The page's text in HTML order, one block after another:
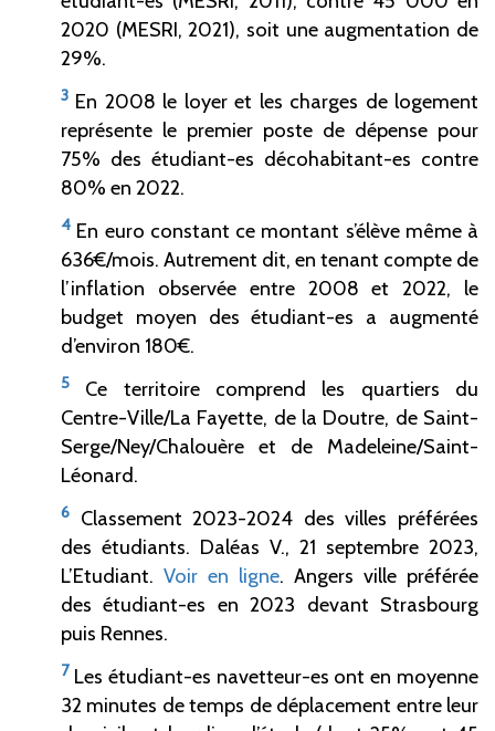
2020 (MESRI, 2021), soit une augmentation de
29%.
3 En 2008 le loyer et les charges de logement
représente le premier poste de dépense pour
75% des étudiant-es décohabitant-es contre
80% en 2022.
4 En euro constant ce montant s’élève même à
636€/mois. Autrement dit, en tenant compte de
l’inflation observée entre 2008 et 2022, le
budget moyen des étudiant-es a augmenté
d’environ 180€.
5
Ce territoire comprend les quartiers du
Centre-Ville/La Fayette, de la Doutre, de Saint-
Serge/Ney/Chalouère et de Madeleine/Saint-
Léonard.
6
Classement 2023-2024 des villes préférées
des étudiants. Daléas V., 21 septembre 2023,
L’Etudiant. Voir en ligne. Angers ville préférée
des étudiant-es en 2023 devant Strasbourg
puis Rennes.
7 Les étudiant-es navetteur-es ont en moyenne
32 minutes de temps de déplacement entre leur